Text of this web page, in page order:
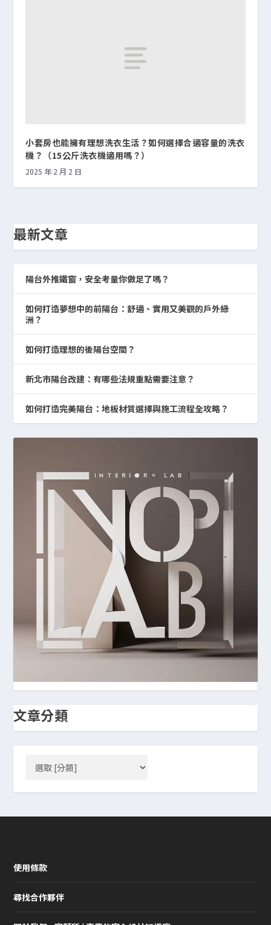
小套房也能擁有理想洗衣生活？如何選擇合適容量的洗衣
機？（15公斤洗衣機適用嗎？）
2025 年 2 月 2 日
最新文章
陽台外推鐵窗，安全考量你做足了嗎？
如何打造夢想中的前陽台：舒適、實用又美觀的戶外綠
洲？
如何打造理想的後陽台空間？
新北市陽台改建：有哪些法規重點需要注意？
如何打造完美陽台：地板材質選擇與施工流程全攻略？
文章分類
使用條款
尋找合作夥伴